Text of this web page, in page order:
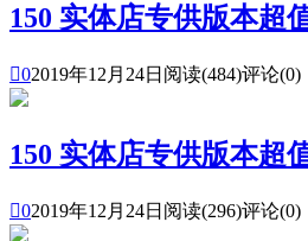
150 实体店专供版本超
02019年12月24日 阅读(484)评论(0)
150 实体店专供版本超
02019年12月24日 阅读(296)评论(0)